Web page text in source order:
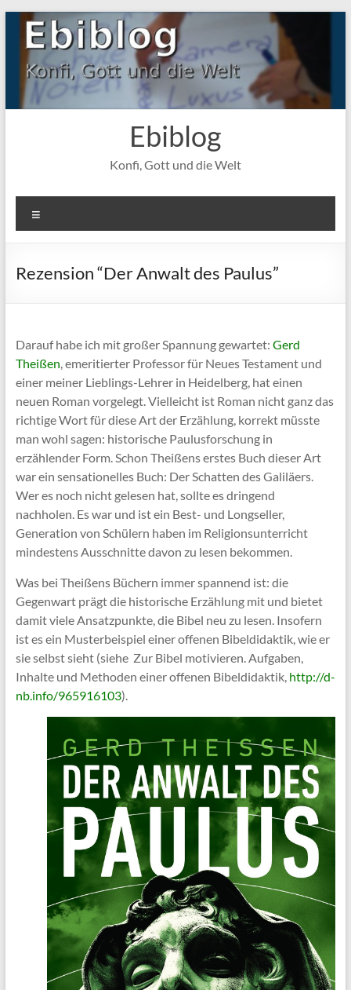
Zum
Inhalt
springen
Ebiblog
Konfi, Gott und die Welt
Rezension “Der Anwalt des Paulus”
Darauf habe ich mit großer Spannung gewartet: Gerd
Theißen, emeritierter Professor für Neues Testament und
einer meiner Lieblings-Lehrer in Heidelberg, hat einen
neuen Roman vorgelegt. Vielleicht ist Roman nicht ganz das
richtige Wort für diese Art der Erzählung, korrekt müsste
man wohl sagen: historische Paulusforschung in
erzählender Form. Schon Theißens erstes Buch dieser Art
war ein sensationelles Buch: Der Schatten des Galiläers.
Wer es noch nicht gelesen hat, sollte es dringend
nachholen. Es war und ist ein Best- und Longseller,
Generation von Schülern haben im Religionsunterricht
mindestens Ausschnitte davon zu lesen bekommen.
Was bei Theißens Büchern immer spannend ist: die
Gegenwart prägt die historische Erzählung mit und bietet
damit viele Ansatzpunkte, die Bibel neu zu lesen. Insofern
ist es ein Musterbeispiel einer offenen Bibeldidaktik, wie er
sie selbst sieht (siehe Zur Bibel motivieren. Aufgaben,
Inhalte und Methoden einer offenen Bibeldidaktik, http://d-
nb.info/965916103).